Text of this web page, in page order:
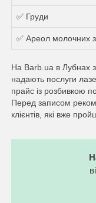
✅ Груди
✅ Ареол молочних
На Barb.ua в Лубнах
надають послуги
прайс із розбивкою
Перед записом
клієнтів, які вже